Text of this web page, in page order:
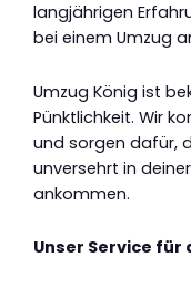
langjährigen
bei einem Umzug
Umzug König ist
Pünktlichkeit. Wir
und sorgen dafür,
unversehrt in
ankommen.
Unser Service für